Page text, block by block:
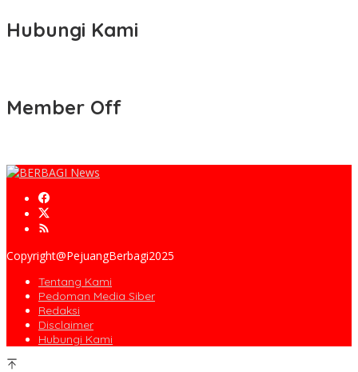
Hubungi Kami
Member Off
Copyright@PejuangBerbagi2025
Tentang Kami
Pedoman Media Siber
Redaksi
Disclaimer
Hubungi Kami